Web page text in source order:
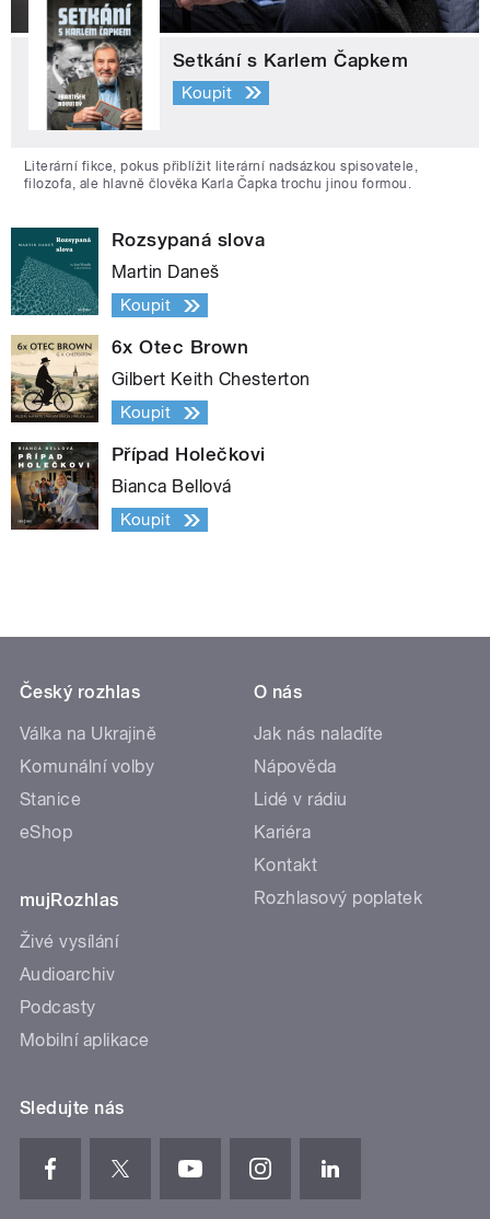
Setkání s Karlem Čapkem
Koupit
Literární fikce, pokus přiblížit literární nadsázkou spisovatele,
filozofa, ale hlavně člověka Karla Čapka trochu jinou formou.
Rozsypaná slova
Martin Daneš
Koupit
6x Otec Brown
Gilbert Keith Chesterton
Koupit
Případ Holečkovi
Bianca Bellová
Koupit
Český rozhlas
Válka na Ukrajině
Komunální volby
Stanice
eShop
mujRozhlas
Živé vysílání
Audioarchiv
Podcasty
Mobilní aplikace
O nás
Jak nás naladíte
Nápověda
Lidé v rádiu
Kariéra
Kontakt
Rozhlasový poplatek
Sledujte nás